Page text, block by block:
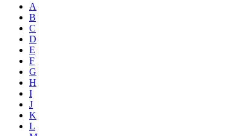
A
B
C
D
E
F
G
H
I
J
K
L